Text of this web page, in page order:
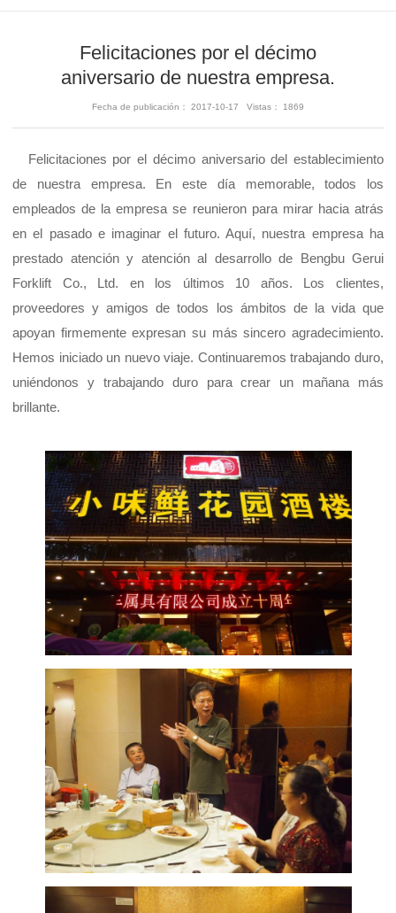
Felicitaciones por el décimo
aniversario de nuestra empresa.
Fecha de publicación： 2017-10-17 Vistas： 1869
Felicitaciones por el décimo aniversario del establecimiento
de nuestra empresa. En este día memorable, todos los
empleados de la empresa se reunieron para mirar hacia atrás
en el pasado e imaginar el futuro. Aquí, nuestra empresa ha
prestado atención y atención al desarrollo de Bengbu Gerui
Forklift Co., Ltd. en los últimos 10 años. Los clientes,
proveedores y amigos de todos los ámbitos de la vida que
apoyan firmemente expresan su más sincero agradecimiento.
Hemos iniciado un nuevo viaje. Continuaremos trabajando duro,
uniéndonos y trabajando duro para crear un mañana más
brillante.